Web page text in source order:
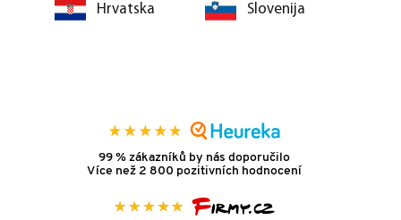
Hrvatska Slovenija
99 % zákazníků by nás doporučilo
Více než 2 800 pozitivních hodnocení